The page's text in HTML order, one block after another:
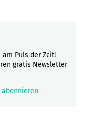
Puls der Zeit!
gratis Newsletter